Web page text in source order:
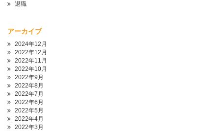
退職
アーカイブ
2024年12月
2022年12月
2022年11月
2022年10月
2022年9月
2022年8月
2022年7月
2022年6月
2022年5月
2022年4月
2022年3月